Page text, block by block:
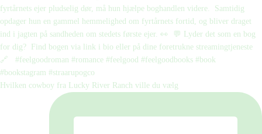
Hvilken cowboy fra Lucky River Ranch ville du vælg